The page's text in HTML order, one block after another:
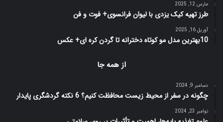
مارس 12, 2025
طرز تهیه کیک یزدی با لیوان فرانسوی+ فوت و فن
آوریل 16, 2025
10بهترین مدل مو کوتاه دخترانه تا گردن کره ای+ عکس
از همه جا
دسامبر 9, 2024
چگونه در سفر از محیط زیست محافظت کنیم؟ 6 نکته گردشگری پایدار
نوامبر 23, 2024